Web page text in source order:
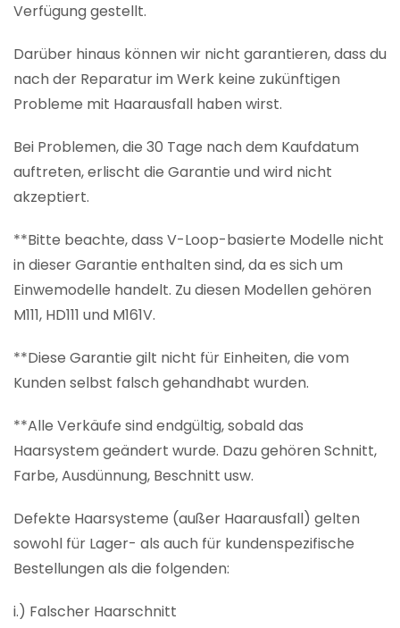
Verfügung gestellt.
Darüber hinaus können wir nicht garantieren, dass du
nach der Reparatur im Werk keine zukünftigen
Probleme mit Haarausfall haben wirst.
Bei Problemen, die 30 Tage nach dem Kaufdatum
auftreten, erlischt die Garantie und wird nicht
akzeptiert.
**Bitte beachte, dass V-Loop-basierte Modelle nicht
in dieser Garantie enthalten sind, da es sich um
Einwemodelle handelt. Zu diesen Modellen gehören
M111, HD111 und M161V.
**Diese Garantie gilt nicht für Einheiten, die vom
Kunden selbst falsch gehandhabt wurden.
**Alle Verkäufe sind endgültig, sobald das
Haarsystem geändert wurde. Dazu gehören Schnitt,
Farbe, Ausdünnung, Beschnitt usw.
Defekte Haarsysteme (außer Haarausfall) gelten
sowohl für Lager- als auch für kundenspezifische
Bestellungen als die folgenden:
i.) Falscher Haarschnitt